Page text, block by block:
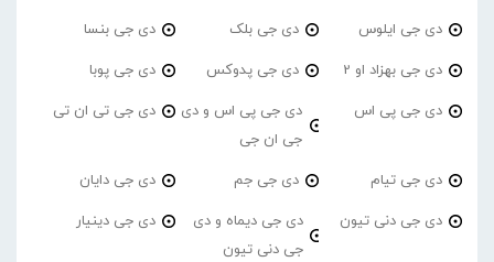
دی جی ایلوس دی جی بلک دی جی بنسا
دی جی بهزاد او 2 دی جی پدوکس دی جی پوبا
دی جی پی اس
دی جی پی اس و دی
جی ان جی
دی جی تی ان تی
دی جی تیام دی جی جم دی جی دایان
دی جی دنی تیون
دی جی دیماه و دی
جی دنی تیون
دی جی دینیار